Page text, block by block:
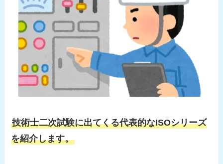
技術士二次試験に出てくる代表的なISOシリーズ
を紹介します。